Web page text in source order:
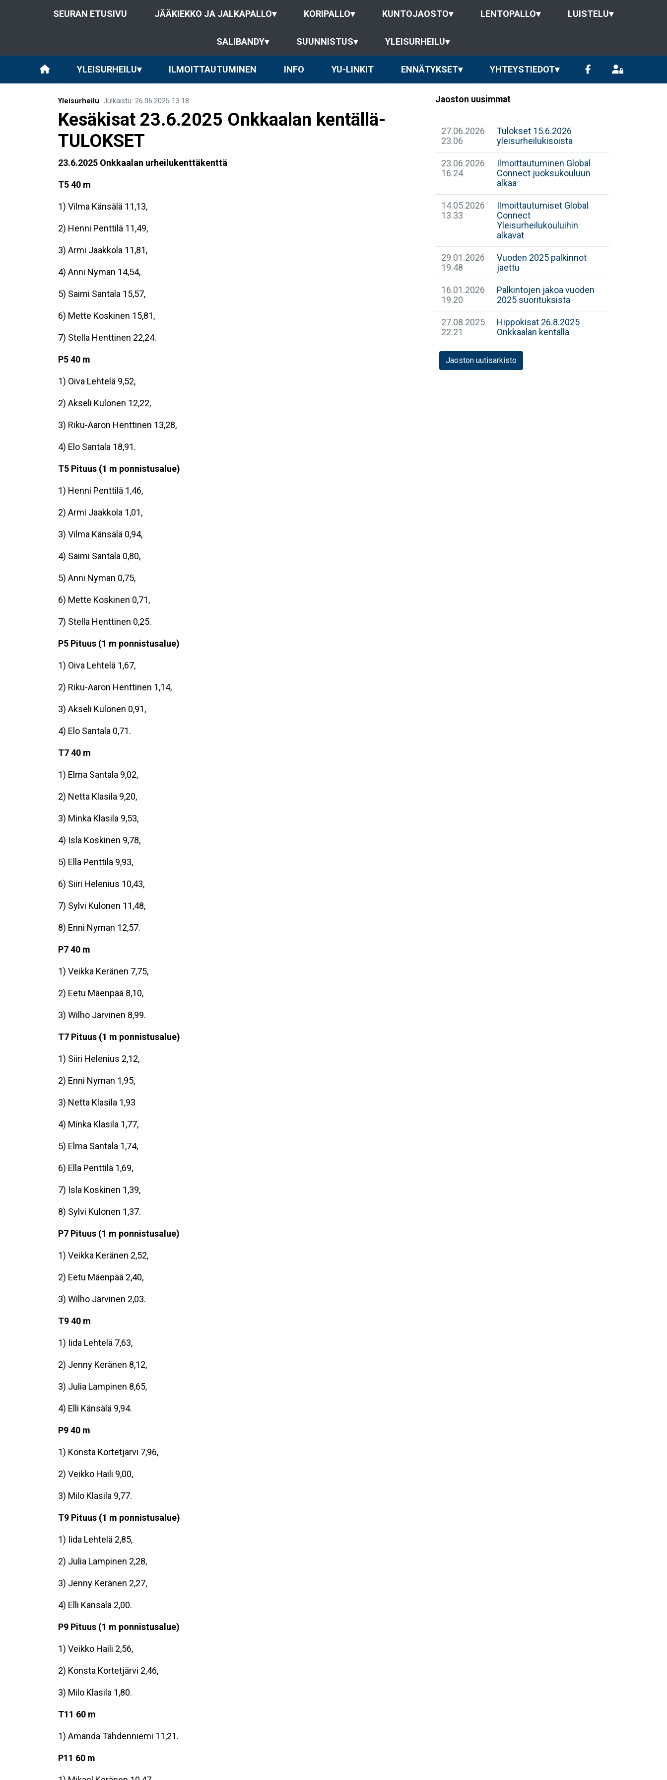
SEURAN ETUSIVU JÄÄKIEKKO JA JALKAPALLO▾ KORIPALLO▾ KUNTOJAOSTO▾ LENTOPALLO▾ LUISTELU▾
SALIBANDY▾ SUUNNISTUS▾ YLEISURHEILU▾
YLEISURHEILU▾ ILMOITTAUTUMINEN INFO YU-LINKIT ENNÄTYKSET▾ YHTEYSTIEDOT▾
Yleisurheilu Julkaistu: 26.06.2025 13.18
Kesäkisat 23.6.2025 Onkkaalan kentällä-
TULOKSET
23.6.2025 Onkkaalan urheilukenttäkenttä
T5 40 m
1) Vilma Känsälä 11,13,
2) Henni Penttilä 11,49,
3) Armi Jaakkola 11,81,
4) Anni Nyman 14,54,
5) Saimi Santala 15,57,
6) Mette Koskinen 15,81,
7) Stella Henttinen 22,24.
P5 40 m
1) Oiva Lehtelä 9,52,
2) Akseli Kulonen 12,22,
3) Riku-Aaron Henttinen 13,28,
4) Elo Santala 18,91.
T5 Pituus (1 m ponnistusalue)
1) Henni Penttilä 1,46,
2) Armi Jaakkola 1,01,
3) Vilma Känsälä 0,94,
4) Saimi Santala 0,80,
5) Anni Nyman 0,75,
6) Mette Koskinen 0,71,
7) Stella Henttinen 0,25.
P5 Pituus (1 m ponnistusalue)
1) Oiva Lehtelä 1,67,
2) Riku-Aaron Henttinen 1,14,
3) Akseli Kulonen 0,91,
4) Elo Santala 0,71.
T7 40 m
1) Elma Santala 9,02,
2) Netta Klasila 9,20,
3) Minka Klasila 9,53,
4) Isla Koskinen 9,78,
5) Ella Penttilä 9,93,
6) Siiri Helenius 10,43,
7) Sylvi Kulonen 11,48,
8) Enni Nyman 12,57.
P7 40 m
1) Veikka Keränen 7,75,
2) Eetu Mäenpää 8,10,
3) Wilho Järvinen 8,99.
T7 Pituus (1 m ponnistusalue)
1) Siiri Helenius 2,12,
2) Enni Nyman 1,95,
3) Netta Klasila 1,93
4) Minka Klasila 1,77,
5) Elma Santala 1,74,
6) Ella Penttilä 1,69,
7) Isla Koskinen 1,39,
8) Sylvi Kulonen 1,37.
P7 Pituus (1 m ponnistusalue)
1) Veikka Keränen 2,52,
2) Eetu Mäenpää 2,40,
3) Wilho Järvinen 2,03.
T9 40 m
1) Iida Lehtelä 7,63,
2) Jenny Keränen 8,12,
3) Julia Lampinen 8,65,
4) Elli Känsälä 9,94.
P9 40 m
1) Konsta Kortetjärvi 7,96,
2) Veikko Haili 9,00,
3) Milo Klasila 9,77.
T9 Pituus (1 m ponnistusalue)
1) Iida Lehtelä 2,85,
2) Julia Lampinen 2,28,
3) Jenny Keränen 2,27,
4) Elli Känsälä 2,00.
P9 Pituus (1 m ponnistusalue)
1) Veikko Haili 2,56,
2) Konsta Kortetjärvi 2,46,
3) Milo Klasila 1,80.
T11 60 m
1) Amanda Tähdenniemi 11,21.
P11 60 m
Jaoston uusimmat
27.06.2026
23.06
Tulokset 15.6.2026
yleisurheilukisoista
23.06.2026
16.24
Ilmoittautuminen Global
Connect juoksukouluun
alkaa
14.05.2026
13.33
Ilmoittautumiset Global
Connect
Yleisurheilukouluihin
alkavat
29.01.2026
19.48
Vuoden 2025 palkinnot
jaettu
16.01.2026
19.20
Palkintojen jakoa vuoden
2025 suorituksista
27.08.2025
22.21
Hippokisat 26.8.2025
Onkkaalan kentällä
Jaoston uutisarkisto